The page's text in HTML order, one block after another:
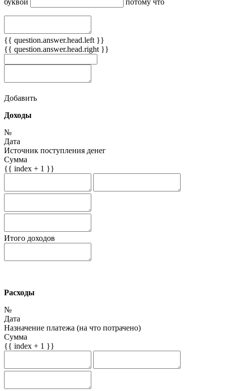
буквой потому что
{{ question.answer.head.left }}
{{ question.answer.head.right }}
Добавить
Доходы
№
Дата
Источник поступления денег
Сумма
{{ index + 1 }}
Итого доходов
Расходы
№
Дата
Назначение платежа (на что потрачено)
Сумма
{{ index + 1 }}